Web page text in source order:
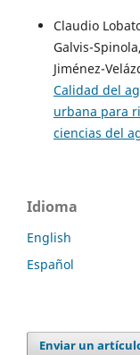
Claudio
Galvis-
Jiménez-
Calidad del
urbana para
ciencias del
Idioma
English
Español
Enviar un